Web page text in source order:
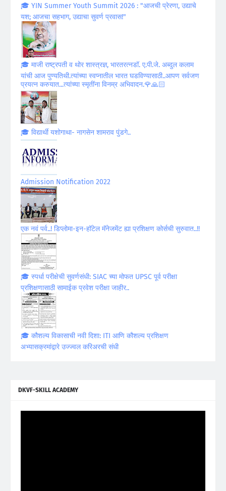
🎓 YIN Summer Youth Summit 2026 : "आजची प्रेरणा, उद्याचे
यश; आजचा सहभाग, उद्याचा सुवर्ण प्रवास!"
🎓 माजी राष्ट्रपती व थोर शास्त्रज्ञ, भारतरत्नडॉ. ए.पी.जे. अब्दुल कलाम
यांची आज पुण्यतिथी.त्यांच्या स्वप्नातील भारत घडविण्यासाठी..आपण सर्वजण
प्रयत्न करुयात...त्यांच्या स्मृतींना विनम्र अभिवादन.🌹🙏🏻
🎓 विद्यार्थी यशोगाथा- नागसेन शामराव पुंडगे..
Admission Notification 2022
एक नवं पर्व..! डिप्लोमा-इन-हॉटेल मॅनेजमेंट ह्या प्रशिक्षण कोर्सची सुरुवात..!!
🎓 स्पर्धा परीक्षेची सुवर्णसंधी: SIAC च्या मोफत UPSC पूर्व परीक्षा
प्रशिक्षणासाठी सामाईक प्रवेश परीक्षा जाहीर..
🎓 कौशल्य विकासाची नवी दिशा: ITI आणि कौशल्य प्रशिक्षण
अभ्यासक्रमांद्वारे उज्ज्वल करिअरची संधी
DKVF-SKILL ACADEMY